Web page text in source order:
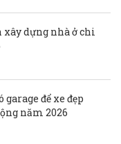
dựng nhà ở chi
để xe đẹp
năm 2026